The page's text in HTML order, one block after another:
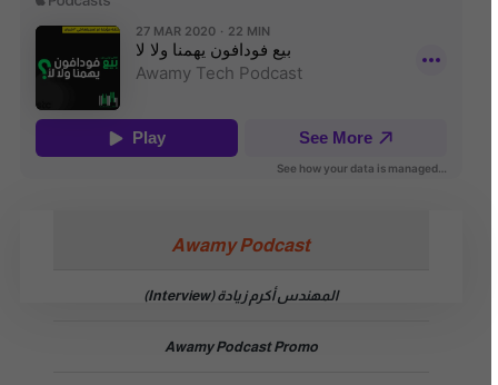
Awamy Podcast
المهندس أكرم زيادة (Interview)
Awamy Podcast Promo